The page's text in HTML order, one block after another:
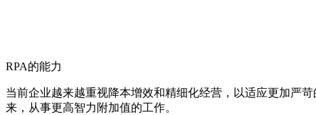
RPA的能力
当前企业越来越重视降本增效和精细化经营，以适应更加严
来，从事更高智力附加值的工作。